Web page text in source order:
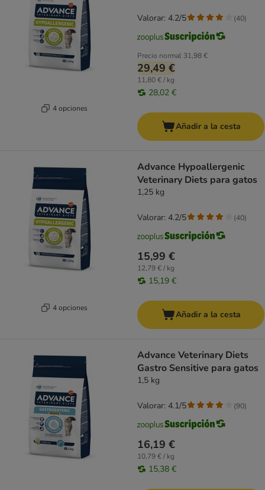
4 opciones
Precio normal 31,98 €
29,49 €
11,80 € / kg
28,02 €
Valorar: 4.2/5 (40)
Añadir a la cesta
4 opciones
Advance Hypoallergenic
Veterinary Diets para gatos
1,25 kg
15,99 €
12,79 € / kg
15,19 €
Valorar: 4.2/5 (40)
Añadir a la cesta
Advance Veterinary Diets
Gastro Sensitive para gatos
1,5 kg
16,19 €
10,79 € / kg
15,38 €
Valorar: 4.1/5 (90)